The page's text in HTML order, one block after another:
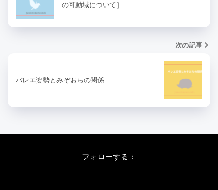
の可動域について］
次の記事
バレエ姿勢とみぞおちの関係
フォローする：